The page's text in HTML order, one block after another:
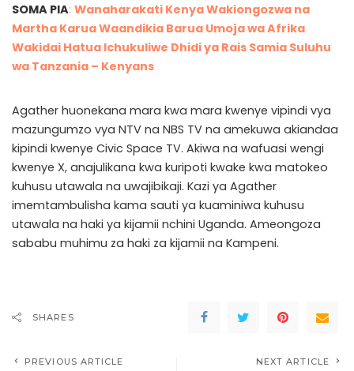
SOMA PIA: Wanaharakati Kenya Wakiongozwa na
Martha Karua Waandikia Barua Umoja wa Afrika
Wakidai Hatua Ichukuliwe Dhidi ya Rais Samia Suluhu
wa Tanzania – Kenyans
Agather huonekana mara kwa mara kwenye vipindi vya
mazungumzo vya NTV na NBS TV na amekuwa akiandaa
kipindi kwenye Civic Space TV. Akiwa na wafuasi wengi
kwenye X, anajulikana kwa kuripoti kwake kwa matokeo
kuhusu utawala na uwajibikaji. Kazi ya Agather
imemtambulisha kama sauti ya kuaminiwa kuhusu
utawala na haki ya kijamii nchini Uganda. Ameongoza
sababu muhimu za haki za kijamii na Kampeni.
SHARES
PREVIOUS ARTICLE NEXT ARTICLE